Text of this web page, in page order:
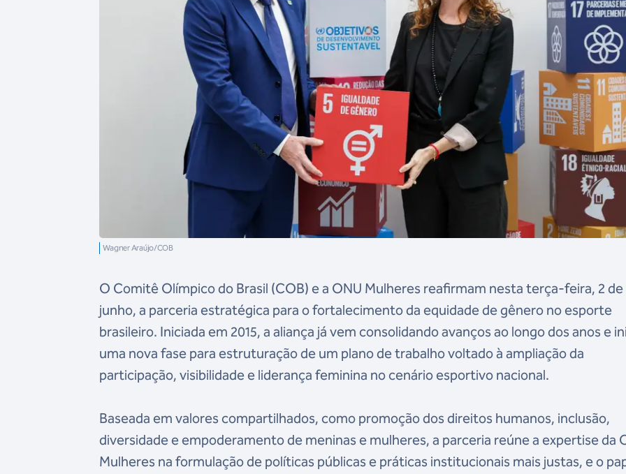
Wagner Araújo/COB
O Comitê Olímpico do Brasil (COB) e a ONU Mulheres reafirmam nesta terça-feira, 2 de
junho, a parceria estratégica para o fortalecimento da equidade de gênero no esporte
brasileiro. Iniciada em 2015, a aliança já vem consolidando avanços ao longo dos anos e
uma nova fase para estruturação de um plano de trabalho voltado à ampliação da
participação, visibilidade e liderança feminina no cenário esportivo nacional.
Baseada em valores compartilhados, como promoção dos direitos humanos, inclusão,
diversidade e empoderamento de meninas e mulheres, a parceria reúne a expertise da
Mulheres na formulação de políticas públicas e práticas institucionais mais justas, e o